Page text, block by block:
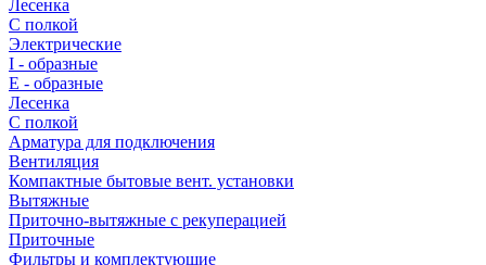
Лесенка
С полкой
Электрические
I - образные
E - образные
Лесенка
С полкой
Арматура для подключения
Вентиляция
Компактные бытовые вент. установки
Вытяжные
Приточно-вытяжные с рекуперацией
Приточные
Фильтры и комплектующие